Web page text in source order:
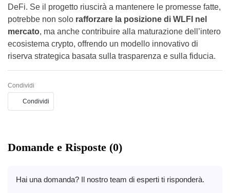
DeFi. Se il progetto riuscirà a mantenere le promesse fatte,
potrebbe non solo rafforzare la posizione di WLFI nel
mercato, ma anche contribuire alla maturazione dell’intero
ecosistema crypto, offrendo un modello innovativo di
riserva strategica basata sulla trasparenza e sulla fiducia.
Condividi
Condividi
Domande e Risposte (0)
Hai una domanda? Il nostro team di esperti ti risponderà.